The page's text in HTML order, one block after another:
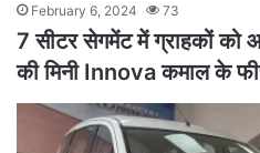
February 6, 2024 73
7 सीटर सेगमेंट में ग्राहकों को
की मिनी Innova कमाल के